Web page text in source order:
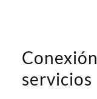
servicios